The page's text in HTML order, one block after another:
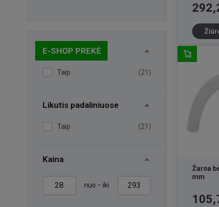
E-SHOP PREKĖ
Taip (21)
Likutis padaliniuose
Taip (21)
Kaina
nuo - iki
Kaina
Žarna
mm
Kaina